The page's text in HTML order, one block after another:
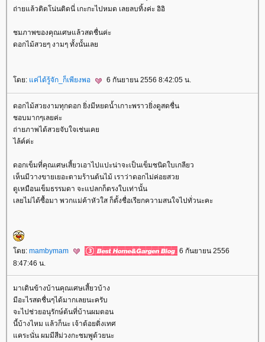
ถ่ายแล้วติดโน่นติดนี่ เกะกะไปหมด เลยลบทิ้งค่ะ อิอิ
ชมภาพของคุณเศษแล้วสดชื่นค่ะ
ดอกไม้สวยๆ งามๆ ทั้งนั้นเล
ดย: ค่ได้รู้จัก_ก็เพียงพอ 6 กันยายน 2556 8:42:05 น.
ดอกไม้สวยงามทุกดอก ยิ่งมีหยดน้ำเกาะพราวยิ่งดูสดชื่น
ชอบมากๆเลยค่ะ
ถ่ายภาพได้สวยจับใจเช่นเค
ไล้ค์ค่ะ
ดอกเข็มที่คุณเศษเสี้ยวเอาไปแปะน่าจะเป็นเข็มชนิดใบเกลียว
เห็นมีวางขายเยอะตามร้านต้นไม้ เราว่าดอกไม่ค่อยสว
ดูเหมือนเข็มธรรมดา จะแปลกก็ตรงใบเท่านั้น
เลยไม่ได้ซื้อมา พวกแม่ค้าหัวใส ก็ตั้งชื่อเรียกความสนใจไปทั่วนะคะ
ดย: mambymam
6 กันยายน 2556
8:47:46 น.
มาเดินข้างบ้านคุณเศษเสี้ยวบ้าง
มีอะไรสดชื่นๆได้มากเลยนะครับ
จะไปช่วยอนุรักษ์ต้นที่บ้านผมตอน
นี้บ้างไหม แล้วก็นะ เจ้าต้อยติ่งเทศ
คระนั่น ผมมีสีม่วงกะชมพูด้วยนะ